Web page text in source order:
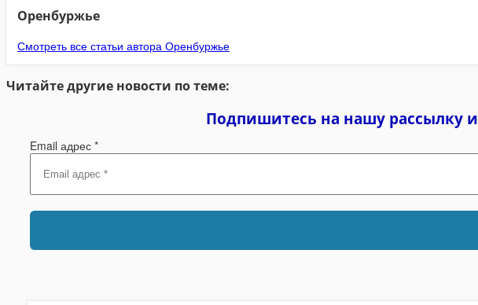
Оренбуржье
Смотреть все статьи автора Оренбуржье
Читайте другие новости по теме:
Подпишитесь на нашу рассылку и
Email адрес *